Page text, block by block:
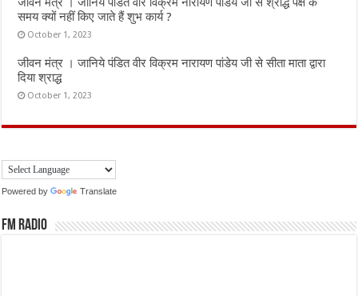
समय क्यों नहीं किए जाते हैं शुभ कार्य ?
October 1, 2023
जीवन मंत्र । जानिये पंडित वीर विक्रम नारायण पांडेय जी से सीता माता द्वारा
दिया श्राद्ध
October 1, 2023
Powered by Translate
FM Radio